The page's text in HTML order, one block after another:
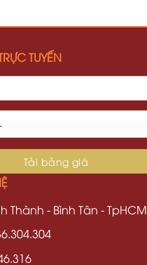
TUYẾN
Thành - Bình Tân - TpHCM